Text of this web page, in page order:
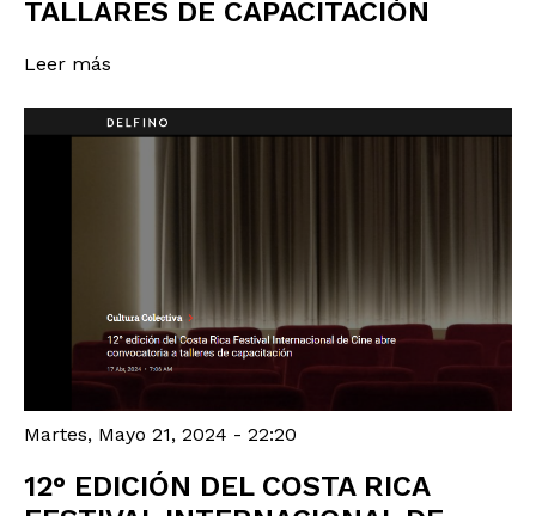
TALLARES DE CAPACITACIÓN
Leer más
Martes, Mayo 21, 2024 - 22:20
12° EDICIÓN DEL COSTA RICA